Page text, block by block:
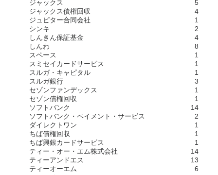
ジャックス
5
ジャックス債権回収
4
ジュピター合同会社
1
シンキ
2
しんきん保証基金
4
しんわ
8
スペース
1
スミセイカードサービス
1
スルガ・キャピタル
1
スルガ銀行
3
セゾンファンデックス
1
セゾン債権回収
1
ソフトバンク
14
ソフトバンク・ペイメント・サービス
2
ダイレクトワン
1
ちば債権回収
1
ちば興銀カードサービス
1
ティー・オー・エム株式会社
14
ティーアンドエス
13
ティーオーエム
6